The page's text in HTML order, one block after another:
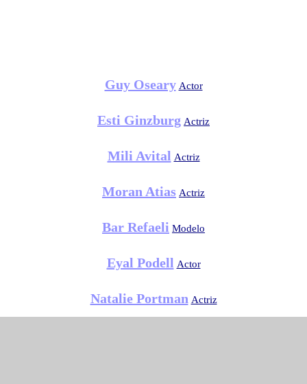
Guy Oseary Actor
Esti Ginzburg Actriz
Mili Avital Actriz
Moran Atias Actriz
Bar Refaeli Modelo
Eyal Podell Actor
Natalie Portman Actriz